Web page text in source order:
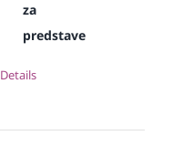
za
predstave
Details